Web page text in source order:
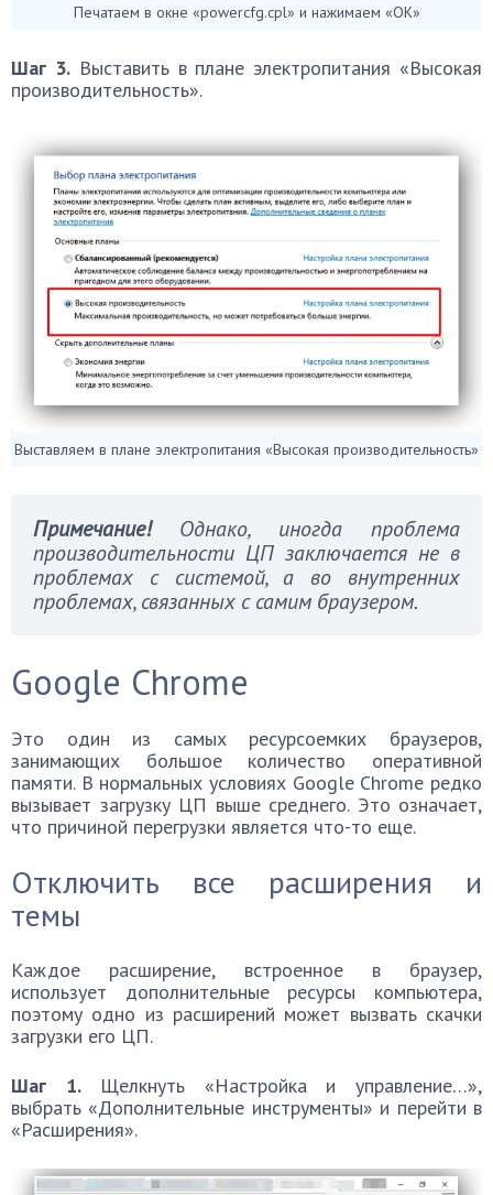
Печатаем в окне «powercfg.cpl» и нажимаем «OK»
Шаг 3.Выставить в плане электропитания «Высокая
производительность».
Выставляем в плане электропитания «Высокая производительность»
Примечание!Однако, иногда проблема
производительности ЦП заключается не в
проблемах с системой, а во внутренних
проблемах, связанных с самим браузером.
Google Chrome
Это один из самых ресурсоемких браузеров,
занимающих большое количество оперативной
памяти. В нормальных условиях Google Chrome редко
вызывает загрузку ЦП выше среднего. Это означает,
что причиной перегрузки является что-то еще.
Отключить все расширения и
темы
Каждое расширение, встроенное в браузер,
использует дополнительные ресурсы компьютера,
поэтому одно из расширений может вызвать скачки
загрузки его ЦП.
Шаг 1.Щелкнуть «Настройка и управление…»,
выбрать «Дополнительные инструменты» и перейти в
«Расширения».